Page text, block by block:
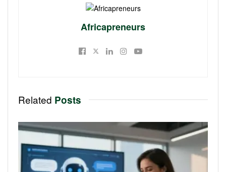
Africapreneurs
Related Posts